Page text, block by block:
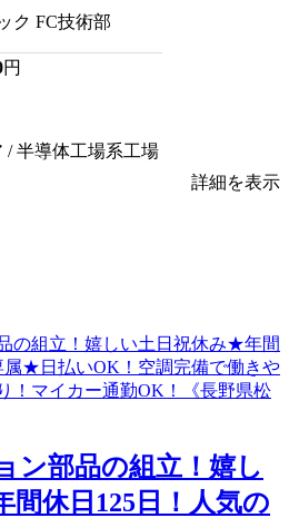
ク FC技術部
円
/ 半導体工場系工場
詳細を表示
ン部品の組立！嬉し
休日125日！人気の